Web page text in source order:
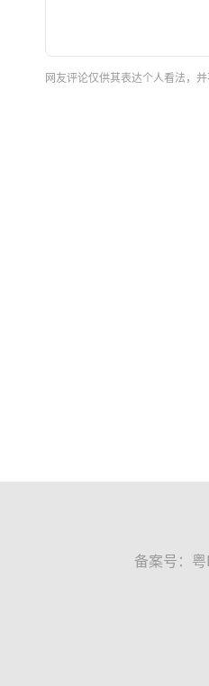
网友评论仅供其表达个人看法，
备案号：